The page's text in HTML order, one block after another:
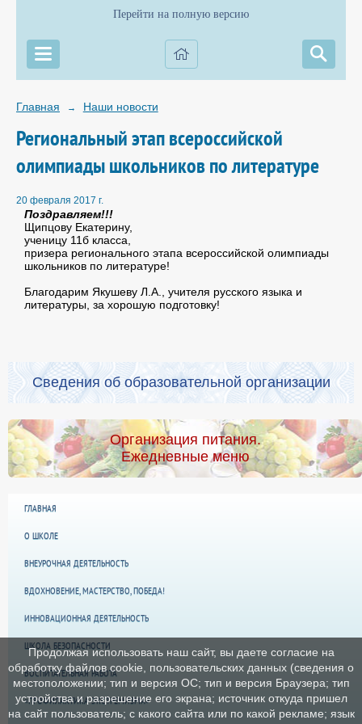
Перейти на полную версию
Главная → Наши новости
Региональный этап всероссийской
олимпиады школьников по литературе
20 февраля 2017 г.
Поздравляем!!!
Щипцову Екатерину,
ученицу 11б класса,
призера регионального этапа всероссийской олимпиады
школьников по литературе!
Благодарим Якушеву Л.А., учителя русского языка и
литературы, за хорошую подготовку!
Сведения об образовательной организации
Организация питания.
Ежедневные меню
ГЛАВНАЯ
О ШКОЛЕ
ВНЕУРОЧНАЯ ДЕЯТЕЛЬНОСТЬ
ВДОХНОВЕНИЕ, МАСТЕРСТВО, ПОБЕДА!
ИННОВАЦИОННАЯ ДЕЯТЕЛЬНОСТЬ
ШКОЛА БЕЗОПАСНОСТИ
ВОСПИТАТЕЛЬНАЯ РАБОТА
«ПРОФИЛАКТИКА ЭКСТРЕМИЗМА»
Продолжая использовать наш сайт, вы даете согласие на
обработку файлов cookie, пользовательских данных (сведения о
местоположении; тип и версия ОС; тип и версия Браузера; тип
устройства и разрешение его экрана; источник откуда пришел
на сайт пользователь; с какого сайта или по какой рекламе; язык